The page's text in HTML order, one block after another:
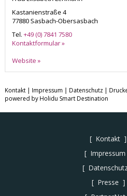
Kastanienstraße 4
77880 Sasbach-Obersasbach
Tel. +49 (0) 7841 7580
Kontaktformular »
Website »
Kontakt | Impressum | Datenschutz |
powered by Holidu Smart Destination
Kontakt
Impressum
Presse